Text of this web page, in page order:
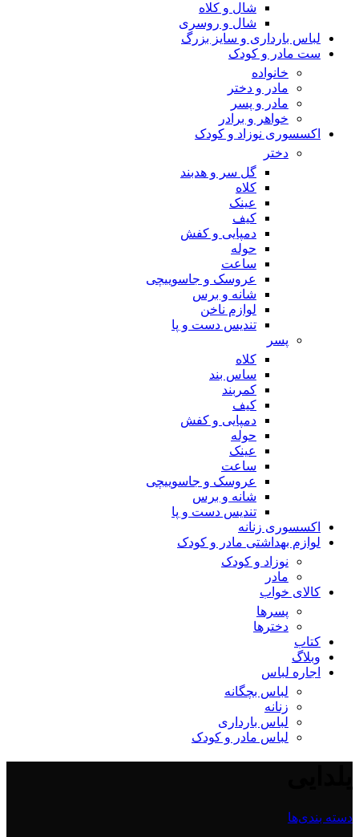
شال و کلاه
شال و روسری
لباس بارداری و سایز بزرگ
ست مادر و کودک
خانواده
مادر و دختر
مادر و پسر
خواهر و برادر
اکسسوری نوزاد و کودک
دختر
گل سر و هدبند
کلاه
عینک
کیف
دمپایی و کفش
حوله
ساعت
عروسک و جاسوییچی
شانه و برس
لوازم ناخن
تندیس دست و پا
پسر
کلاه
ساس بند
کمربند
کیف
دمپایی و کفش
حوله
عینک
ساعت
عروسک و جاسوییچی
شانه و برس
تندیس دست و پا
اکسسوری زنانه
لوازم بهداشتی مادر و کودک
نوزاد و کودک
مادر
کالای خواب
پسرها
دخترها
کتاب
وبلاگ
اجاره لباس
لباس بچگانه
زنانه
لباس بارداری
لباس مادر و کودک
دسته بندی‌ها